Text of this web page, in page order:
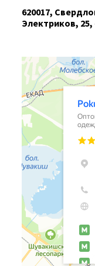
620017,
Электриков,